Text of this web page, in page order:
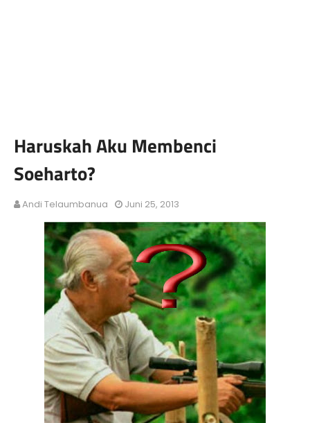
Haruskah Aku Membenci
Soeharto?
Andi Telaumbanua Juni 25, 2013